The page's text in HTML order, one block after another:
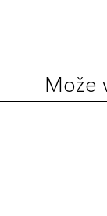
Može